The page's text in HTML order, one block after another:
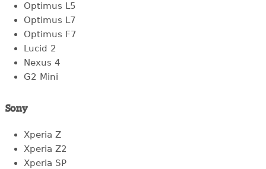
Optimus L5
Optimus L7
Optimus F7
Lucid 2
Nexus 4
G2 Mini
Sony
Xperia Z
Xperia Z2
Xperia SP